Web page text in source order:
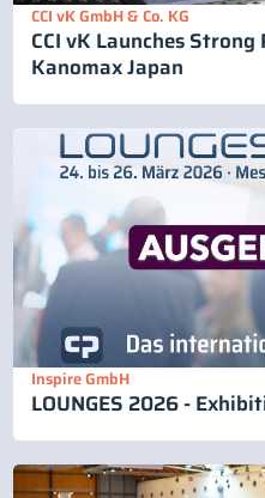
CCI vK GmbH & Co. KG
CCI vK Launches
Kanomax Japan
Inspire GmbH
LOUNGES 2026 -